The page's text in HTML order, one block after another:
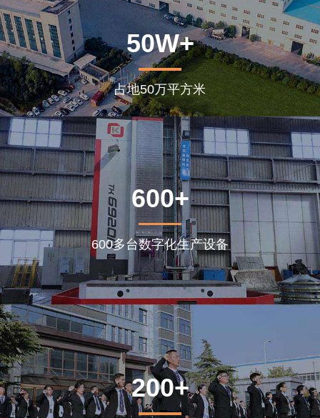
50W+
占地50万平方米
600+
600多台数字化生产设备
200+